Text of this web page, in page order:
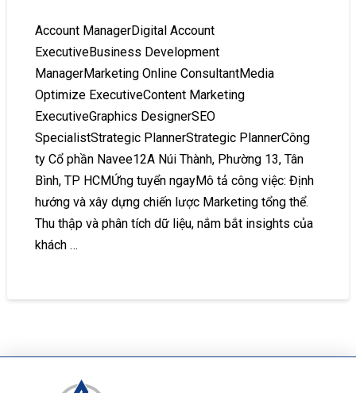
Account ManagerDigital Account
ExecutiveBusiness Development
ManagerMarketing Online ConsultantMedia
Optimize ExecutiveContent Marketing
ExecutiveGraphics DesignerSEO
SpecialistStrategic PlannerStrategic PlannerCông
ty Cổ phần Navee12A Núi Thành, Phường 13, Tân
Bình, TP HCMỨng tuyển ngayMô tả công việc: Định
hướng và xây dựng chiến lược Marketing tổng thể.
Thu thập và phân tích dữ liệu, nắm bắt insights của
khách …